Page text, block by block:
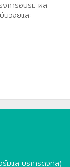
งการอบรม ผล
นวิจัยและ
มและบริการดิจิทัล)